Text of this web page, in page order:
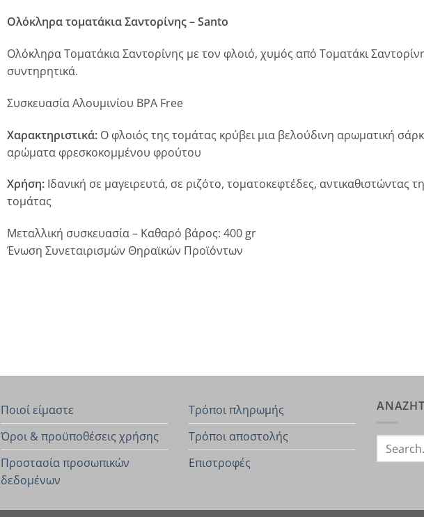
Ολόκληρα τοματάκια Σαντορίνης – Santo
Ολόκληρα Τοματάκια Σαντορίνης με τον φλοιό, χυμός από Τοματάκι
συντηρητικά.
Συσκευασία Αλουμινίου BPA Free
Χαρακτηριστικά:Ο φλοιός της τομάτας κρύβει μια βελούδινη αρωματική
αρώματα φρεσκοκομμένου φρούτου
Χρήση:Ιδανική σε μαγειρευτά, σε ριζότο, τοματοκεφτέδες, αντικαθιστώντας
τομάτας
Μεταλλική συσκευασία – Καθαρό βάρος: 400 gr
Ένωση Συνεταιρισμών Θηραϊκών Προϊόντων
Ποιοί είμαστε
Όροι & προϋποθέσεις χρήσης
Προστασία προσωπικών
δεδομένων
Τρόποι πληρωμής
Τρόποι αποστολής
Επιστροφές
Search
for: